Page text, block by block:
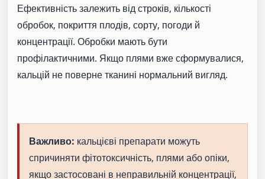
Ефективність залежить від строків, кількості
обробок, покриття плодів, сорту, погоди й
концентрації. Обробки мають бути
профілактичними. Якщо плями вже сформувалися,
кальцій не поверне тканині нормальний вигляд.
Важливо: кальцієві препарати можуть
спричиняти фітотоксичність, плями або опіки,
якщо застосовані в неправильній концентрації,